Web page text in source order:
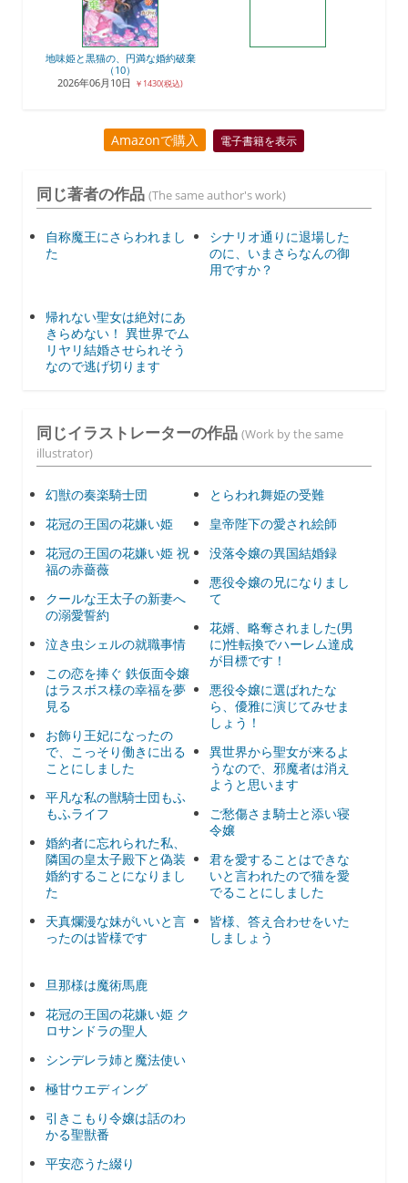
地味姫と黒猫の、円満な婚約破棄
（10）
2026年06月10日
￥1430(税込)
Amazonで購入 電子書籍を表示
同じ著者の作品 (The same author's work)
自称魔王にさらわれまし
た
シナリオ通りに退場した
のに、いまさらなんの御
用ですか？
帰れない聖女は絶対にあ
きらめない！ 異世界でム
リヤリ結婚させられそう
なので逃げ切ります
同じイラストレーターの作品 (Work by the same
illustrator)
幻獣の奏楽騎士団
花冠の王国の花嫌い姫
花冠の王国の花嫌い姫 祝
福の赤薔薇
クールな王太子の新妻へ
の溺愛誓約
泣き虫シェルの就職事情
この恋を捧ぐ 鉄仮面令嬢
はラスボス様の幸福を夢
見る
お飾り王妃になったの
で、こっそり働きに出る
ことにしました
平凡な私の獣騎士団もふ
もふライフ
婚約者に忘れられた私、
隣国の皇太子殿下と偽装
婚約することになりまし
た
天真爛漫な妹がいいと言
ったのは皆様です
とらわれ舞姫の受難
皇帝陛下の愛され絵師
没落令嬢の異国結婚録
悪役令嬢の兄になりまし
て
花婿、略奪されました(男
に)性転換でハーレム達成
が目標です！
悪役令嬢に選ばれたな
ら、優雅に演じてみせま
しょう！
異世界から聖女が来るよ
うなので、邪魔者は消え
ようと思います
ご愁傷さま騎士と添い寝
令嬢
君を愛することはできな
いと言われたので猫を愛
でることにしました
皆様、答え合わせをいた
しましょう
旦那様は魔術馬鹿
花冠の王国の花嫌い姫 ク
ロサンドラの聖人
シンデレラ姉と魔法使い
極甘ウエディング
引きこもり令嬢は話のわ
かる聖獣番
平安恋うた綴り